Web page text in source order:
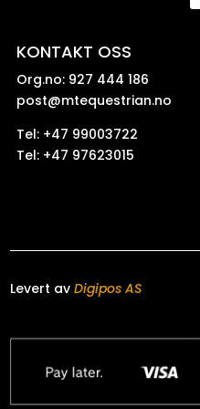
KONTAKT OSS
Org.no: 927 444 186
post@mtequestrian.no
Tel: +47 99003722
Tel: +47 97623015
Levert avDigipos AS